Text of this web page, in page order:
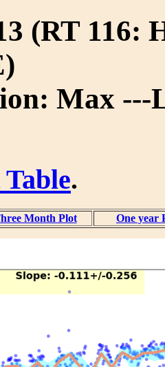
(RT 116:
Max ---
.
Month Plot One year